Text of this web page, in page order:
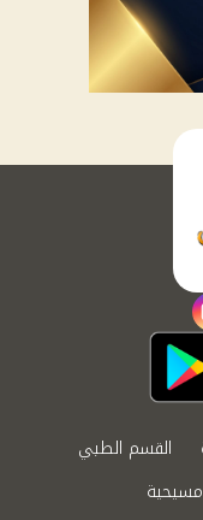
القسم الطبي